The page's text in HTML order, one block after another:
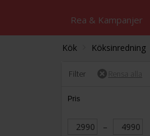
Rea & Kampanjer
Kök Köksinredning
Filter
Pris
–